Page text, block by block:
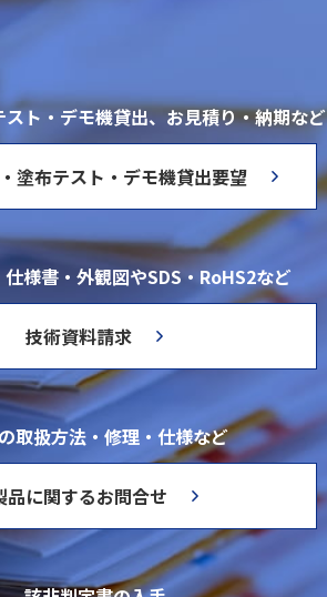
ト・デモ機貸出、お見積り・納期など
塗布テスト・デモ機貸出要望
様書・外観図やSDS・RoHS2など
技術資料請求
取扱方法・修理・仕様など
品に関するお問合せ